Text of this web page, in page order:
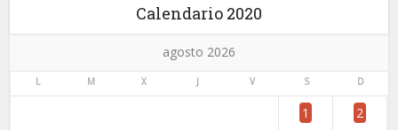
Calendario 2020
agosto 2026
L M X J V S D
1 2